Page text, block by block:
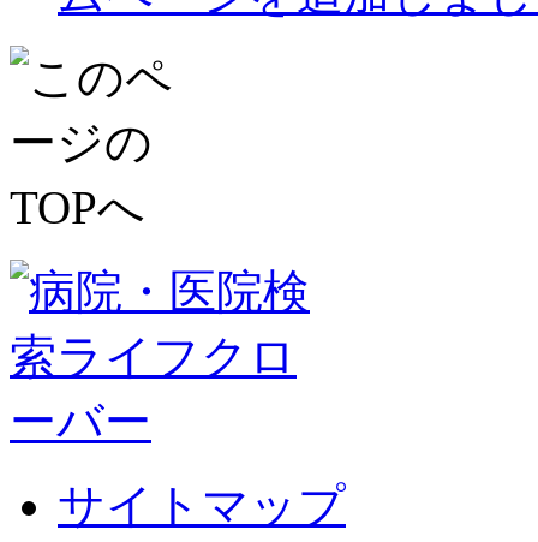
サイトマップ